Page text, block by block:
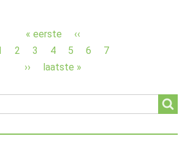
Eerste
pagina
« eerste
Vorige
pagina
‹‹
Page
2 Page
3 Page
4 Page
5
Huidige
6 Page
7
Volgende
››
Laatste
laatste »